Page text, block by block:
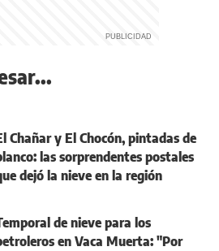
Chañar y El Chocón, pintadas de
las sorprendentes postales
dejó la nieve en la región
de nieve para los
en Vaca Muerta: "Por